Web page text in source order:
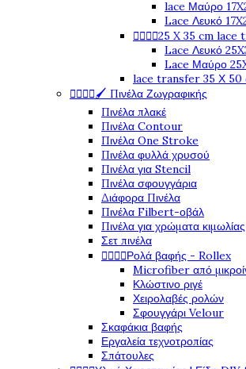
lace Μαύρο
Lace Λευκό
25 X 35 cm lace
Lace Λευκό
Lace Μαύρο
lace transfer 35 Χ 50
🖌️ Πινέλα Ζωγραφικής
Πινέλα πλακέ
Πινέλα Contour
Πινέλα One Stroke
Πινέλα φυλλά χρυσού
Πινέλα για Stencil
Πινέλα σφουγγάρια
Διάφορα Πινέλα
Πινέλα Filbert-οβάλ
Πινέλα για χρώματα κιμωλίας
Σετ πινέλα
Ρολά βαφής - Rollex
Microfiber από
Κλώστινο ριγέ
Χειρολαβές ρολών
Σφουγγάρι Velour
Σκαφάκια βαφής
Εργαλεία τεχνοτροπίας
Σπάτουλες